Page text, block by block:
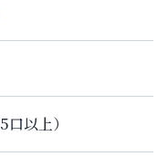
以上）